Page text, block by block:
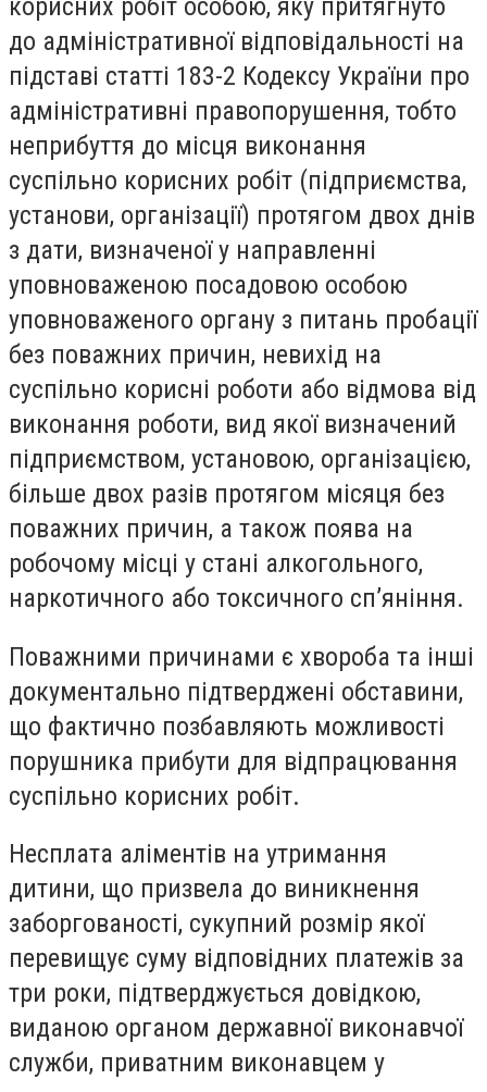
корисних робіт особою, яку притягнуто
до адміністративної відповідальності на
підставі статті 183-2 Кодексу України про
адміністративні правопорушення, тобто
неприбуття до місця виконання
суспільно корисних робіт (підприємства,
установи, організації) протягом двох днів
з дати, визначеної у направленні
уповноваженою посадовою особою
уповноваженого органу з питань пробації
без поважних причин, невихід на
суспільно корисні роботи або відмова від
виконання роботи, вид якої визначений
підприємством, установою, організацією,
більше двох разів протягом місяця без
поважних причин, а також поява на
робочому місці у стані алкогольного,
наркотичного або токсичного сп’яніння.
Поважними причинами є хвороба та інші
документально підтверджені обставини,
що фактично позбавляють можливості
порушника прибути для відпрацювання
суспільно корисних робіт.
Несплата аліментів на утримання
дитини, що призвела до виникнення
заборгованості, сукупний розмір якої
перевищує суму відповідних платежів за
три роки, підтверджується довідкою,
виданою органом державної виконавчої
служби, приватним виконавцем у